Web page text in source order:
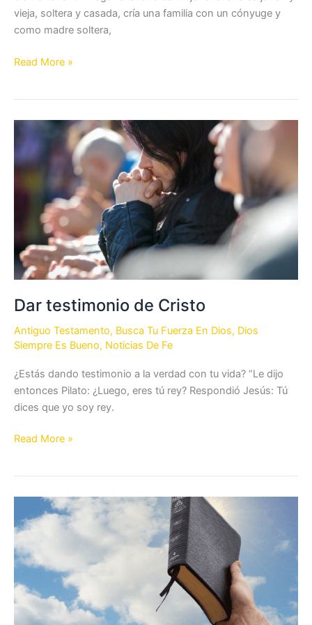
vieja, soltera y casada, cría una familia con un cónyuge y
como madre soltera,
Como
cristiano
Read More »
Dar testimonio de Cristo
Antiguo Testamento, Busca Tu Fuerza En Dios, Dios
Siempre Es Bueno, Noticias De Fe
¿Estás dando testimonio a la verdad con tu vida? “Le dijo
entonces Pilato: ¿Luego, eres tú rey? Respondió Jesús: Tú
dices que yo soy rey.
Dar
Read More »